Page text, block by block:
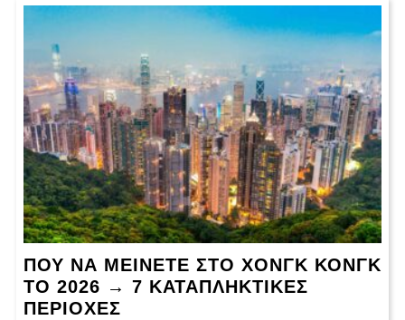
ΠΟΎ ΝΑ ΜΕΊΝΕΤΕ ΣΤΟ ΧΟΝΓΚ ΚΟΝΓΚ
ΤΟ 2026 → 7 ΚΑΤΑΠΛΗΚΤΙΚΕΣ
ΠΕΡΙΟΧΈΣ